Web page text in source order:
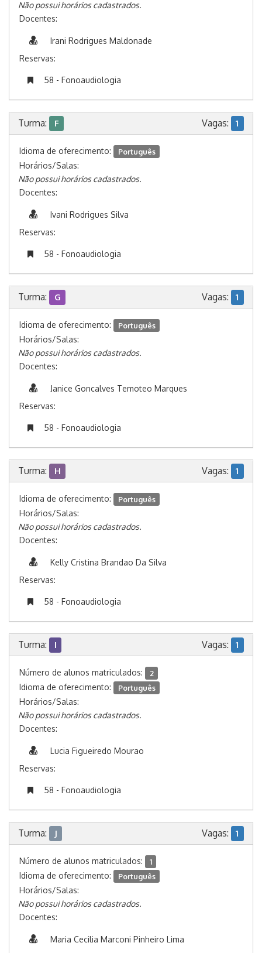
Não possui horários cadastrados.
Docentes:
Irani Rodrigues Maldonade
Reservas:
58 - Fonoaudiologia
Turma: F Vagas: 1
Idioma de oferecimento: Português
Horários/Salas:
Não possui horários cadastrados.
Docentes:
Ivani Rodrigues Silva
Reservas:
58 - Fonoaudiologia
Turma: G Vagas: 1
Idioma de oferecimento: Português
Horários/Salas:
Não possui horários cadastrados.
Docentes:
Janice Goncalves Temoteo Marques
Reservas:
58 - Fonoaudiologia
Turma: H Vagas: 1
Idioma de oferecimento: Português
Horários/Salas:
Não possui horários cadastrados.
Docentes:
Kelly Cristina Brandao Da Silva
Reservas:
58 - Fonoaudiologia
Turma: I Vagas: 1
Número de alunos matriculados: 2
Idioma de oferecimento: Português
Horários/Salas:
Não possui horários cadastrados.
Docentes:
Lucia Figueiredo Mourao
Reservas:
58 - Fonoaudiologia
Turma: J Vagas: 1
Número de alunos matriculados: 1
Idioma de oferecimento: Português
Horários/Salas:
Não possui horários cadastrados.
Docentes:
Maria Cecilia Marconi Pinheiro Lima